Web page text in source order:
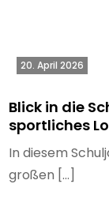
20. April 2026
Blick in die
sportliches
In diesem
großen […]